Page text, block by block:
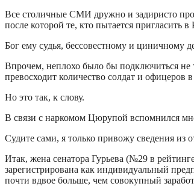
Все столичные СМИ дружно и задиристо
после которой те, кто пытается
Бог ему судья, бессовестному и циничному
Впрочем, неплохо было бы подключиться
превосходит количество солдат и
Но это так, к слову.
В связи с наркомом Цюрупой вспомнился
Судите сами, я только привожу сведения из
Итак, жена сенатора Гурьева (№29 в
зарегистрирована как индивидуальный
почти вдвое больше, чем совокупный